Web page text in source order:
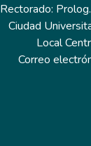
Rectorado:
Ciudad
Local
Correo